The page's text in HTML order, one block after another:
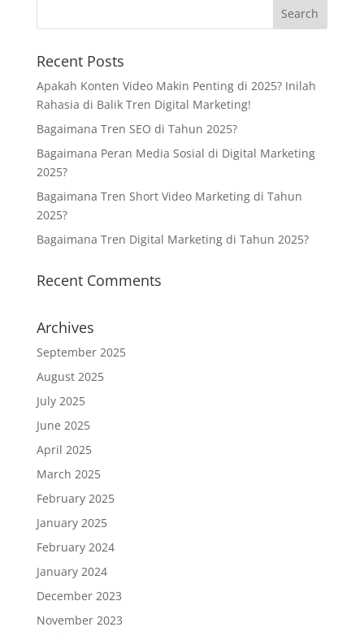
Recent Posts
Apakah Konten Video Makin Penting di 2025? Inilah
Rahasia di Balik Tren Digital Marketing!
Bagaimana Tren SEO di Tahun 2025?
Bagaimana Peran Media Sosial di Digital Marketing
2025?
Bagaimana Tren Short Video Marketing di Tahun
2025?
Bagaimana Tren Digital Marketing di Tahun 2025?
Recent Comments
Archives
September 2025
August 2025
July 2025
June 2025
April 2025
March 2025
February 2025
January 2025
February 2024
January 2024
December 2023
November 2023